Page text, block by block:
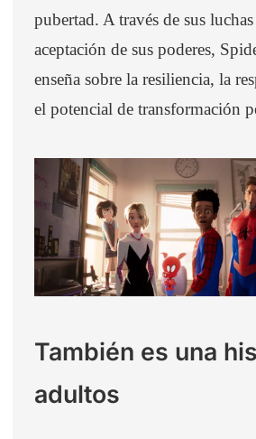
pubertad. A través de sus
aceptación de sus poderes,
enseña sobre la resiliencia, la
el potencial de transformación
También es una
adultos